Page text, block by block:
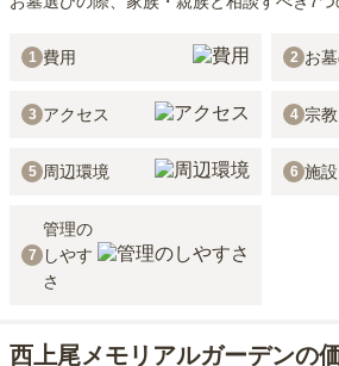
1 費用 2 お
3 アクセス 4 宗
5 周辺環境 6 施
7
管理の
しやす
さ
西上尾メモリアルガーデンの